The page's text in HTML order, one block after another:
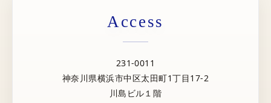
Access
231-0011
神奈川県横浜市中区太田町1丁目17-2
川島ビル１階